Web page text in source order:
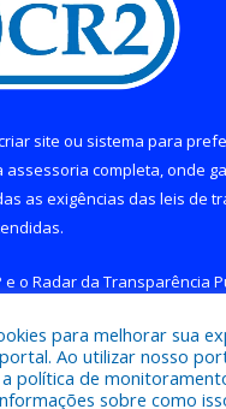
site ou sistema para
assessoria completa, onde
as exigências das leis de
e o Radar da Transparência
para melhorar sua
Ao utilizar nosso
política de
sobre como